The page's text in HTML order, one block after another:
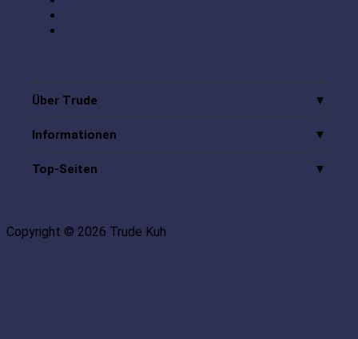
Über Trude
Informationen
Top-Seiten
Copyright © 2026 Trude Kuh